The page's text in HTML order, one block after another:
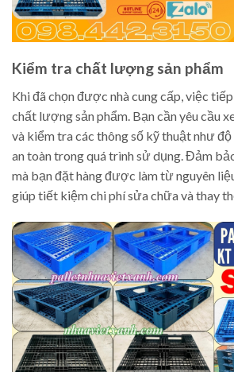
Kiểm tra chất lượng sản phẩm
Khi đã chọn được nhà cung cấp, việc
chất lượng sản phẩm. Bạn cần yêu cầu
và kiểm tra các thông số kỹ thuật như
an toàn trong quá trình sử dụng. Đảm
mà bạn đặt hàng được làm từ nguyên
giúp tiết kiệm chi phí sửa chữa và thay